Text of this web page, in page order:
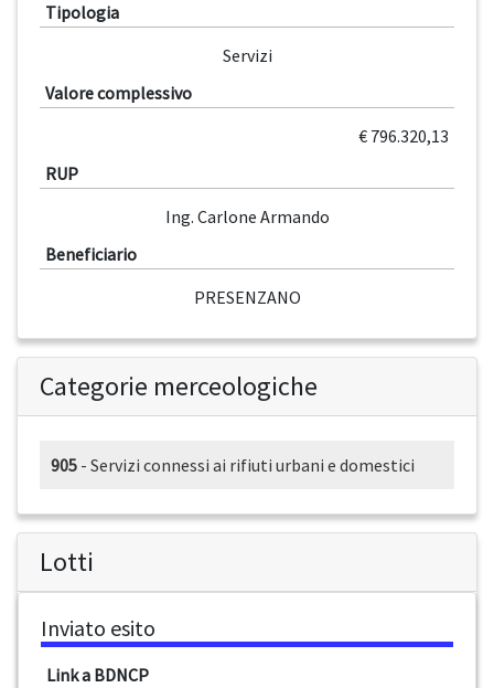
Tipologia
Servizi
Valore complessivo
€ 796.320,13
RUP
Ing. Carlone Armando
Beneficiario
PRESENZANO
Categorie merceologiche
905 - Servizi connessi ai rifiuti urbani e domestici
Lotti
Inviato esito
Link a BDNCP